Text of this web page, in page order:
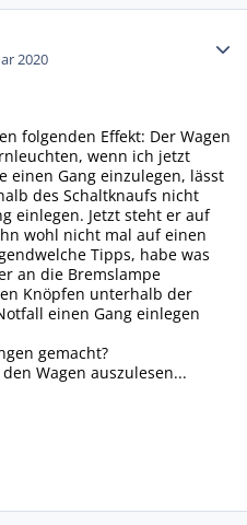
2020
folgenden Effekt: Der Wagen
wenn ich jetzt
einen Gang einzulegen, lässt
des Schaltknaufs nicht
einlegen. Jetzt steht er auf
wohl nicht mal auf einen
Tipps, habe was
an die Bremslampe
Knöpfen unterhalb der
einen Gang einlegen
gemacht?
Wagen auszulesen...